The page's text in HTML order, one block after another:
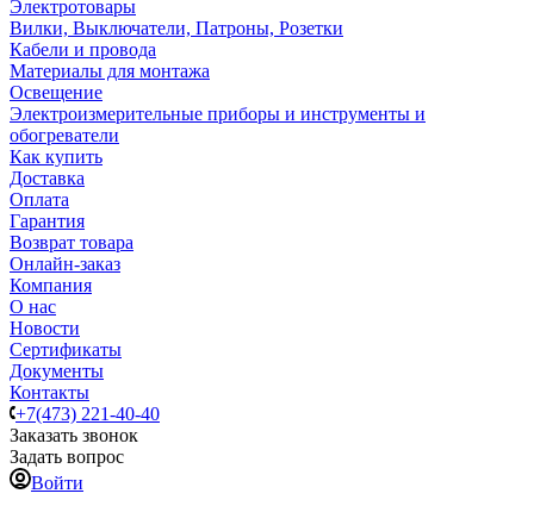
Электротовары
Вилки, Выключатели, Патроны, Розетки
Кабели и провода
Материалы для монтажа
Освещение
Электроизмерительные приборы и инструменты и
обогреватели
Как купить
Доставка
Оплата
Гарантия
Возврат товара
Онлайн-заказ
Компания
О нас
Новости
Сертификаты
Документы
Контакты
+7(473) 221-40-40
Заказать звонок
Задать вопрос
Войти